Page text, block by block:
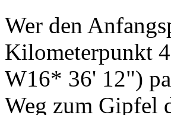
Wer den
Kilometerpunkt
W16* 36' 12")
Weg zum Gipfel